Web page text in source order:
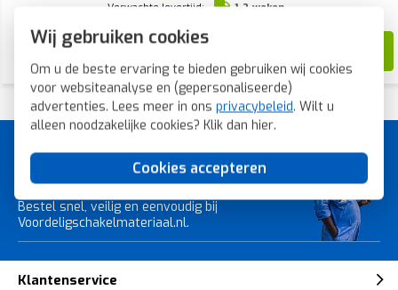
Wij gebruiken cookies
Om u de beste ervaring te bieden gebruiken wij cookies
voor websiteanalyse en (gepersonaliseerde)
advertenties. Lees meer in ons privacybeleid. Wilt u
alleen noodzakelijke cookies? Klik dan hier.
Cookies accepteren
Verwachte levertijd:
1-2 weken
8,76
5,48
A-merk schakelmateriaal voor
de laagste prijs.
Bestel snel, veilig en eenvoudig bij
Voordeligschakelmateriaal.nl.
Klantenservice